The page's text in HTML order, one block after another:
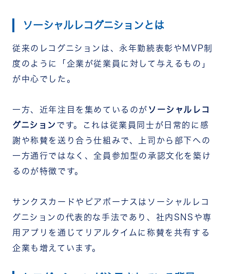
ソーシャルレコグニションとは
従来のレコグニションは、永年勤続表彰やMVP制
度のように「企業が従業員に対して与えるもの」
が中心でした。
一方、近年注目を集めているのが ソーシャルレコ
グニション です。これは従業員同士が日常的に感
謝や称賛を送り合う仕組みで、上司から部下への
一方通行ではなく、全員参加型の承認文化を築け
るのが特徴です。
サンクスカードやピアボーナスはソーシャルレコ
グニションの代表的な手法であり、社内SNSや専
用アプリを通じてリアルタイムに称賛を共有する
企業も増えています。